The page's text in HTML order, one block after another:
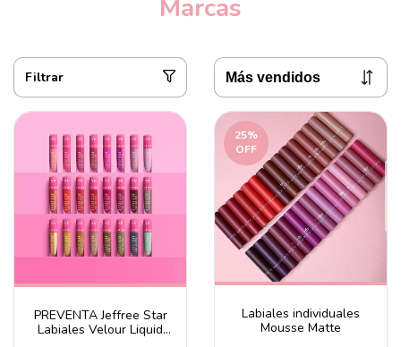
Marcas
Filtrar
PREVENTA Jeffree Star
Labiales Velour Liquid
25%
OFF
Labiales individuales
Mousse Matte